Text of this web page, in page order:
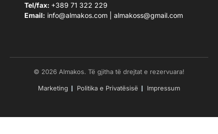
Tel/fax: +389 71 322 229
Email: info@almakos.com almakoss@gmail.com
© 2026 Almakos. Të gjitha të drejtat e rezervuara!
Marketing Politika e Privatësisë Impressum